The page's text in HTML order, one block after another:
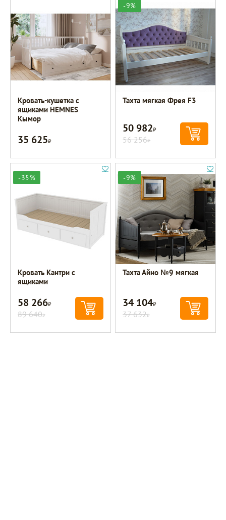
Кровать-кушетка с
ящиками HEMNES
Кымор
35 625Р
-9%
Тахта мягкая Фрея F3
50 982Р
56 256Р
-35%
Кровать Кантри с
ящиками
58 266Р
89 640Р
-9%
Тахта Айно №9 мягкая
34 104Р
37 632Р